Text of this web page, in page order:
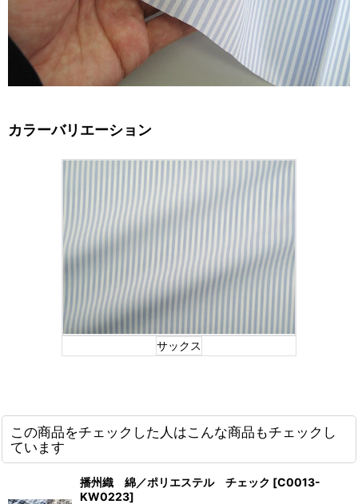
カラーバリエーション
サックス
この商品をチェックした人はこんな商品もチェックし
ています
播州織 綿／ポリエステル チェック [C0013-
KW0223]